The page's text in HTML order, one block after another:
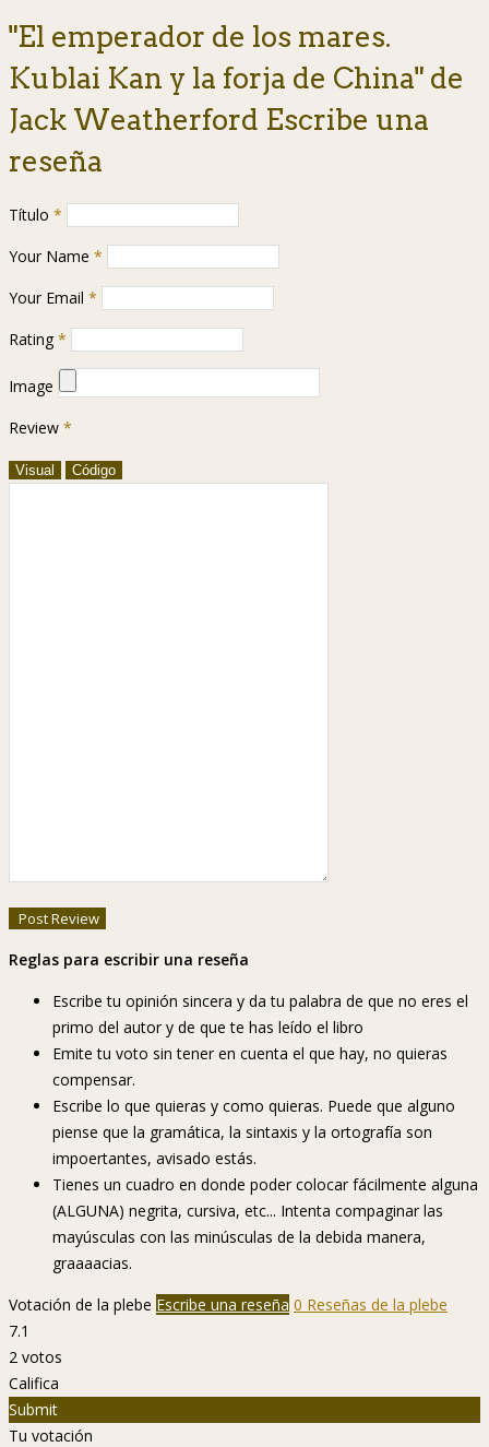
"El emperador de los mares.
Kublai Kan y la forja de China" de
Jack Weatherford Escribe una
reseña
Título *
Your Name *
Your Email *
Rating *
Image
Review *
Visual Código
Reglas para escribir una reseña
Escribe tu opinión sincera y da tu palabra de que no eres el
primo del autor y de que te has leído el libro
Emite tu voto sin tener en cuenta el que hay, no quieras
compensar.
Escribe lo que quieras y como quieras. Puede que alguno
piense que la gramática, la sintaxis y la ortografía son
impoertantes, avisado estás.
Tienes un cuadro en donde poder colocar fácilmente alguna
(ALGUNA) negrita, cursiva, etc... Intenta compaginar las
mayúsculas con las minúsculas de la debida manera,
graaaacias.
Votación de la plebe Escribe una reseña 0 Reseñas de la plebe
7.1
2 votos
Califica
Submit
Tu votación